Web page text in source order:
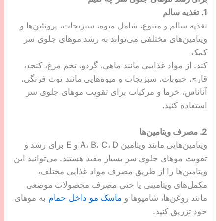
1. تغذیه سالم
تغذیه سالم و متنوع، شامل میوه، سبزیجات، پروتئین‌ها و
ویتامین‌های مختلفی می‌تواند به رشد موهای جلوی سر
کمک
کند. از مواد غذاییی مانند ماهی، گردو، تخم مرغ، کنجد،
قارچ، حبوبات، سبزیجات و میوه‌هایی مانند توت فرنگی،
آناناس، خرما و مرکبات برای تقویت موهای جلوی سر
استفاده کنید.
2. مصرف ویتامین‌ها
ویتامین‌هایی مانند ویتامین A، B، C، D و E برای رشد و
تقویت موهای جلوی سر بسیار مفید هستند. می‌توانید این
ویتامین‌ها را از طریق مصرف مواد غذایی مختلف،
مکمل‌های ویتامینی یا حتی مصرف محصولات موضعی
مانند روغن‌ها، شامپوها و ماسک‌ مو داخل حمام به موهای
خود تزریق کنید.